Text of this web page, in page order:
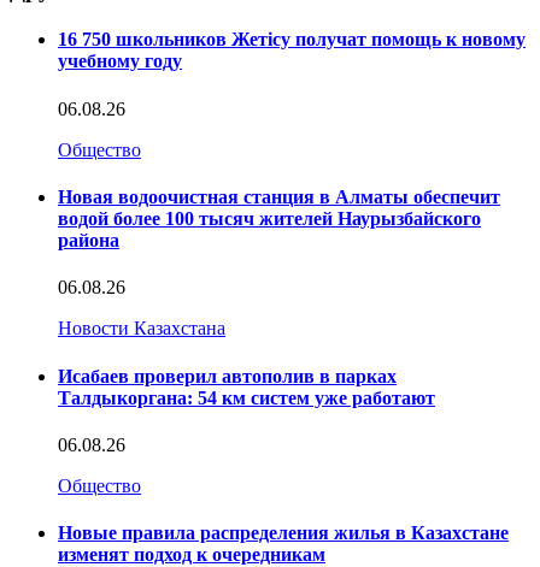
16 750 школьников Жетісу получат помощь к новому
учебному году
06.08.26
Общество
Новая водоочистная станция в Алматы обеспечит
водой более 100 тысяч жителей Наурызбайского
района
06.08.26
Новости Казахстана
Исабаев проверил автополив в парках
Талдыкоргана: 54 км систем уже работают
06.08.26
Общество
Новые правила распределения жилья в Казахстане
изменят подход к очередникам